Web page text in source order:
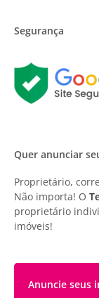
Segurança
Quer anunciar
Proprietário,
Não importa! O
proprietário
imóveis!
Anuncie seus